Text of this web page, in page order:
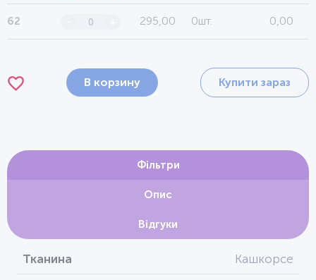
62 295,00 0шт. 0,00
В корзину Купити зараз
Фільтри
Опис
Відгуки
Тканина Кашкорсе